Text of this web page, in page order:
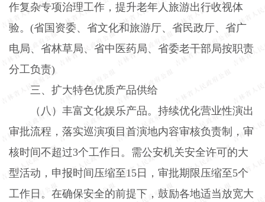
作复杂专项治理工作，提升老年人旅游出行收视体
验。 (省国资委、省文化和旅游厅、省民政厅、省广
电局、省林草局、省中医药局、省委老干部局按职责
分工负责)
三、扩大特色优质产品供给
（八）丰富文化娱乐产品。 持续优化营业性演出
审批流程，落实巡演项目首演地内容审核负责制，审
核时间不超过3个工作日。需公安机关安全许可的大
型活动，申报时间压缩至15日，审批期限压缩至5个
工作日。在确保安全的前提下，鼓励各地适当放宽大